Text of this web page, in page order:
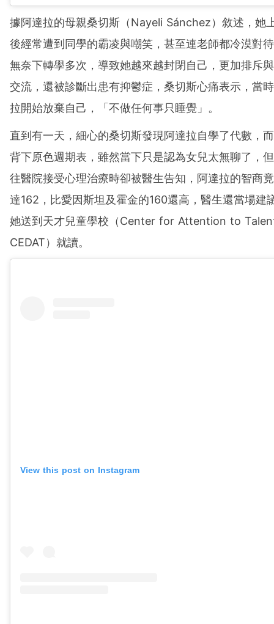
據阿達拉的母親桑切斯（Nayeli Sánchez）敘述，她
後經常遭到同學的霸凌與嘲笑，甚至連老師都冷漠對
無奈下轉學多次，導致她越來越封閉自己，更加排斥
交流，還被診斷出患有抑鬱症，桑切斯心痛表示，當
拉開始放棄自己，「不做任何事只睡覺」。
直到有一天，細心的桑切斯發現阿達拉自學了代數，
背下原色週期表，雖然當下只是認為女兒太無聊了，
往醫院接受心理治療時卻被醫生告知，阿達拉的智商
達162，比愛因斯坦及霍金的160還高，醫生還當場建
她送到天才兒童學校（Center for Attention to
CEDAT）就讀。
View this post on Instagram